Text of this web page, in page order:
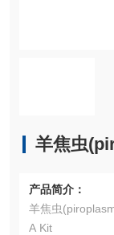
羊焦虫
产品简介：
羊焦虫
A Kit